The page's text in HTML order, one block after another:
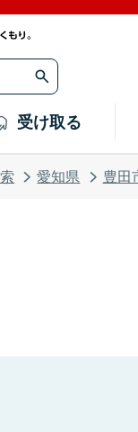
受け取る
愛知県 豊田